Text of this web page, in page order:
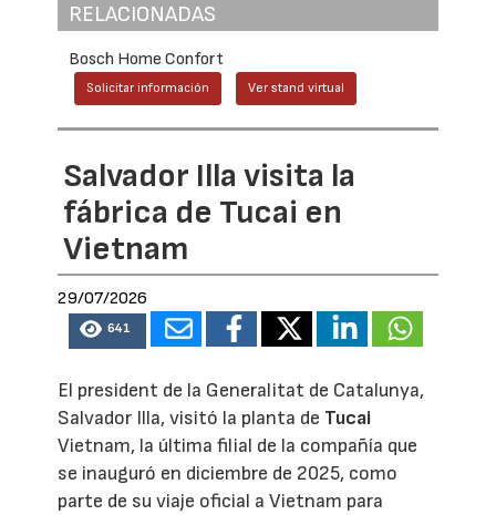
RELACIONADAS
Bosch Home Confort
Solicitar información Ver stand virtual
Salvador Illa visita la
fábrica de Tucai en
Vietnam
29/07/2026
641
El president de la Generalitat de Catalunya,
Salvador Illa, visitó la planta de Tucai
Vietnam, la última filial de la compañía que
se inauguró en diciembre de 2025, como
parte de su viaje oficial a Vietnam para